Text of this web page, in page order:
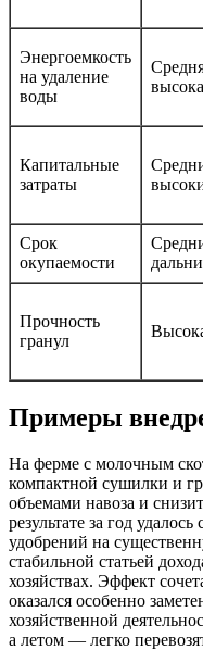
Энергоемкость
на удаление
воды
Капитальные
затраты
Срок
окупаемости
Прочность
гранул
Примеры
На ферме с молочным
компактной сушилки и
объемами навоза и
результате за год
удобрений на
стабильной статьей
хозяйствах. Эффект
оказался особенно
хозяйственной
а летом — легко